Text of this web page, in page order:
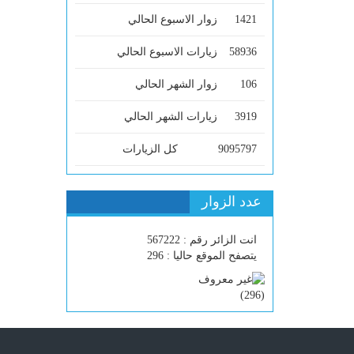
1421 زوار الاسبوع الحالي
58936 زيارات الاسبوع الحالي
106 زوار الشهر الحالي
3919 زيارات الشهر الحالي
9095797 كل الزيارات
عدد الزوار
انت الزائر رقم : 567222
يتصفح الموقع حاليا : 296
(
296
)